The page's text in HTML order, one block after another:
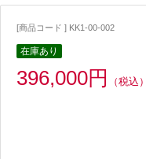
[商品コード ] KK1-00-002
在庫あり
396,000円 （税込）